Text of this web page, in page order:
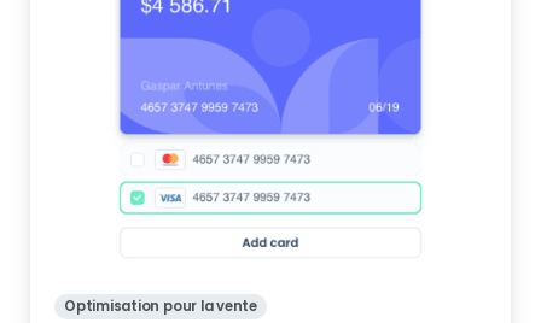
Optimisation pour la vente